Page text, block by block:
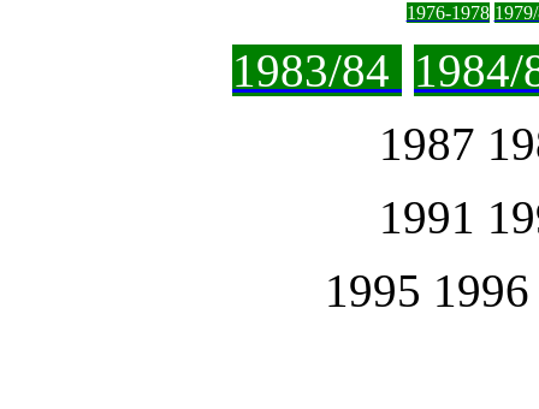
1976-1978
1983/84
1987
1991
1995